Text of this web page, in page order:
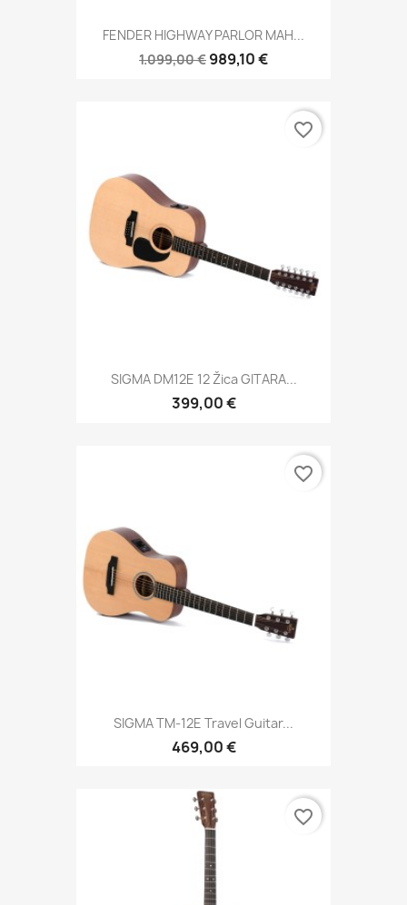
FENDER HIGHWAY PARLOR MAH...
1.099,00 € 989,10 €
SIGMA DM12E 12 Žica GITARA...
399,00 €
favorite_border
SIGMA TM-12E Travel Guitar...
469,00 €
favorite_border
favorite_border